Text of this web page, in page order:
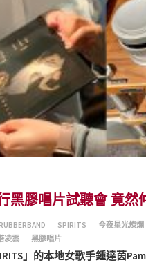
黑膠唱片試聽會 竟然
RUBBERBAND SPIRITS 今夜星光燦爛
凌雲 黑膠唱片
」的本地女歌手鍾達茵